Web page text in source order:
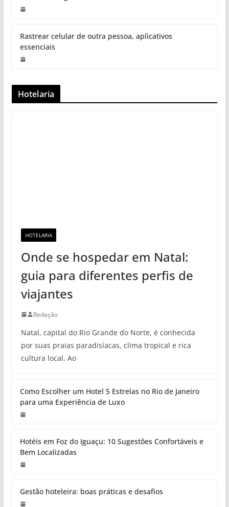
Rastrear celular de outra pessoa, aplicativos
essenciais
Hotelaria
HOTELARIA
Onde se hospedar em Natal:
guia para diferentes perfis de
viajantes
Redação
Natal, capital do Rio Grande do Norte, é conhecida
por suas praias paradisíacas, clima tropical e rica
cultura local. Ao
Como Escolher um Hotel 5 Estrelas no Rio de Janeiro
para uma Experiência de Luxo
Hotéis em Foz do Iguaçu: 10 Sugestões Confortáveis e
Bem Localizadas
Gestão hoteleira: boas práticas e desafios